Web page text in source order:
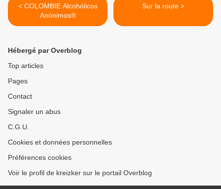
< COLOMBIE Alcohólicos
Anónimos®
Sur la route >
Hébergé par Overblog
Top articles
Pages
Contact
Signaler un abus
C.G.U.
Cookies et données personnelles
Préférences cookies
Voir le profil de kreizker sur le portail Overblog